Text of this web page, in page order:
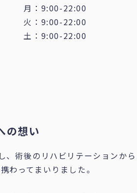
月：9:00-22:00
火：9:00-22:00
土：9:00-22:00
の想い
、術後のリハビリテーションか
わってまいりました。